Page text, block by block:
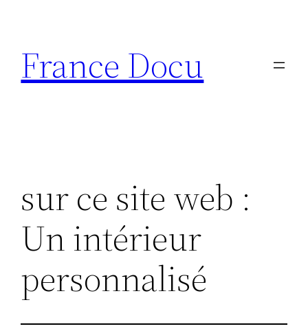
contenu
France Docu
sur ce site web :
Un intérieur
personnalisé